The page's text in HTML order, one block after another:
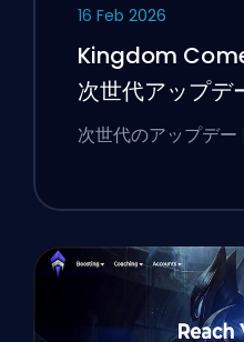
16 Feb 2026
Kingdom
次世代アップデ
次世代のアップデ